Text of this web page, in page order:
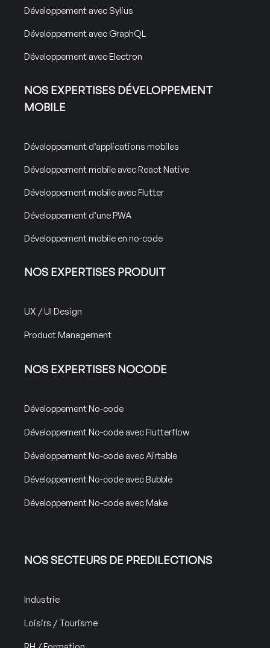
Développement avec Sylius
Développement avec GraphQL
Développement avec Electron
NOS EXPERTISES DÉVELOPPEMENT
MOBILE
Développement d’applications mobiles
Développement mobile avec React Native
Développement mobile avec Flutter
Développement d’une PWA
Développement mobile en no-code
NOS EXPERTISES PRODUIT
UX / UI Design
Product Management
NOS EXPERTISES NOCODE
Développement No-code
Développement No-code avec Flutterflow
Développement No-code avec Airtable
Développement No-code avec Bubble
Développement No-code avec Make
NOS SECTEURS DE PREDILECTIONS
Industrie
Loisirs / Tourisme